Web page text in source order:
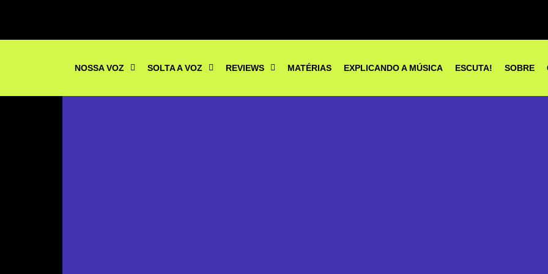
NOSSA VOZ SOLTA A VOZ REVIEWS MATÉRIAS EXPLICANDO A MÚSICA ESCUTA! SOBRE